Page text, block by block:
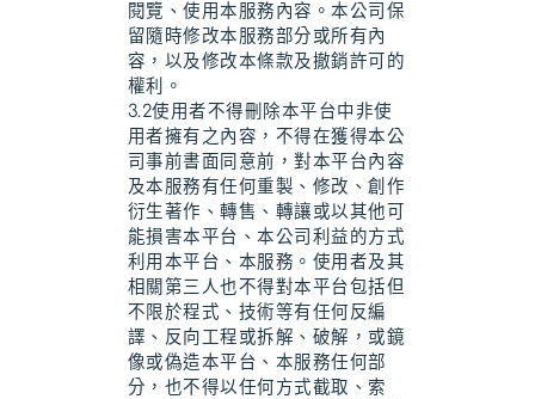
閱覽、使用本服務內容。本公司保
留隨時修改本服務部分或所有內
容，以及修改本條款及撤銷許可的
權利。
3.2使用者不得刪除本平台中非使
用者擁有之內容，不得在獲得本公
司事前書面同意前，對本平台內容
及本服務有任何重製、修改、創作
衍生著作、轉售、轉讓或以其他可
能損害本平台、本公司利益的方式
利用本平台、本服務。使用者及其
相關第三人也不得對本平台包括但
不限於程式、技術等有任何反編
譯、反向工程或拆解、破解，或鏡
像或偽造本平台、本服務任何部
分，也不得以任何方式截取、索